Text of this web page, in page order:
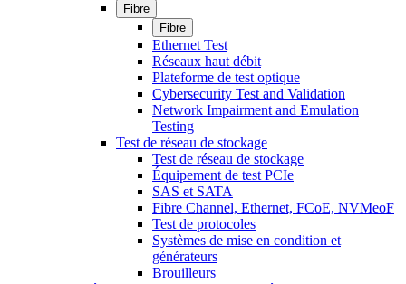
Fibre
Fibre
Ethernet Test
Réseaux haut débit
Plateforme de test optique
Cybersecurity Test and Validation
Network Impairment and Emulation
Testing
Test de réseau de stockage
Test de réseau de stockage
Équipement de test PCIe
SAS et SATA
Fibre Channel, Ethernet, FCoE, NVMeoF
Test de protocoles
Systèmes de mise en condition et
générateurs
Brouilleurs